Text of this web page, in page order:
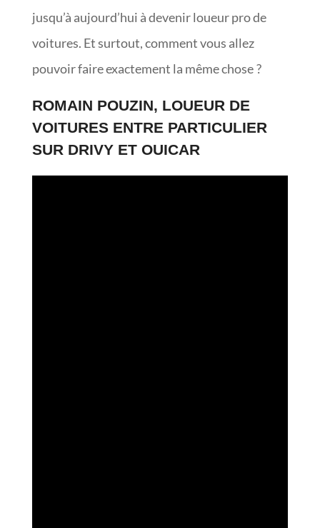
jusqu’à aujourd’hui à devenir loueur pro de
voitures. Et surtout, comment vous allez
pouvoir faire exactement la même chose ?
ROMAIN POUZIN, LOUEUR DE
VOITURES ENTRE PARTICULIER
SUR DRIVY ET OUICAR